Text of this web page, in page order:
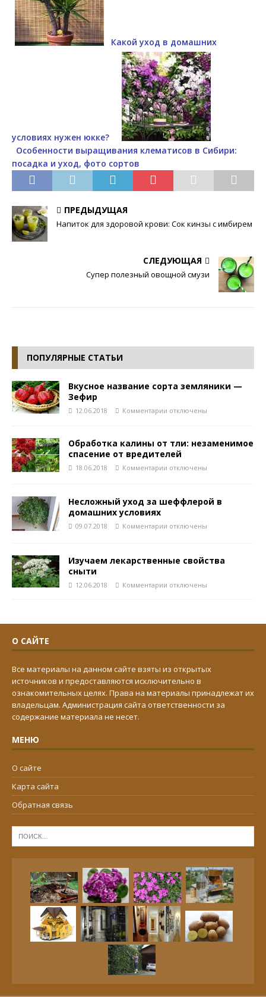
Какой уход в домашних
условиях нужен юкке?
Особенности выращивания клематисов в Сибири:
посадка и уход, фото сортов
ПРЕДЫДУЩАЯ
Напиток для здоровой крови: Сок кинзы с имбирем
СЛЕДУЮЩАЯ
Супер полезный овощной смузи
ПОПУЛЯРНЫЕ СТАТЬИ
Вкусное название сорта земляники —
Зефир
12.06.2018 Комментарии отключены
Обработка калины от тли: незаменимое
спасение от вредителей
18.06.2018 Комментарии отключены
Несложный уход за шеффлерой в
домашних условиях
09.07.2018 Комментарии отключены
Изучаем лекарственные свойства
сныти
12.06.2018 Комментарии отключены
О САЙТЕ
Все материалы на данном сайте взяты из открытых
источников и предоставляются исключительно в
ознакомительных целях. Права на материалы принадлежат их
владельцам. Администрация сайта ответственности за
содержание материала не несет.
МЕНЮ
О сайте
Карта сайта
Обратная связь